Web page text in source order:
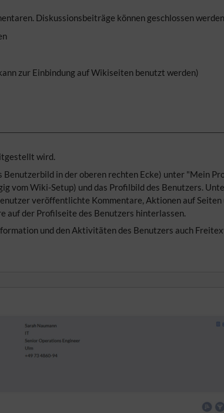
Diskussionsbeiträge können geschlossen
zur Einbindung auf Wikiseiten benutzt werden)
wird.
in der oberen rechten Ecke) unter "Mein
vom Wiki-Setup) und das Profilbild des Benutzers.
veröffentlichte Kommentare, Aktionen auf
auf der Profilseite des Benutzers hinterlassen.
und den Aktivitäten des Benutzers auch